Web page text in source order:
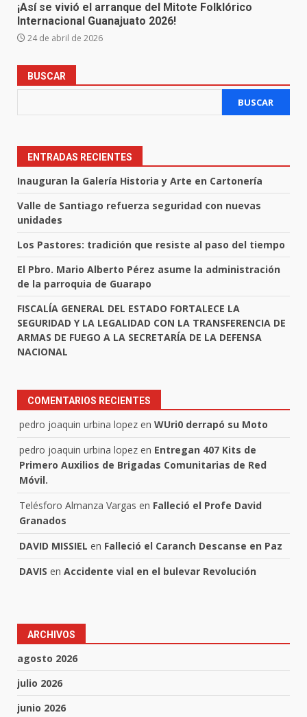
¡Así se vivió el arranque del Mitote Folklórico
Internacional Guanajuato 2026!
24 de abril de 2026
BUSCAR
BUSCAR
ENTRADAS RECIENTES
Inauguran la Galería Historia y Arte en Cartonería
Valle de Santiago refuerza seguridad con nuevas
unidades
Los Pastores: tradición que resiste al paso del tiempo
El Pbro. Mario Alberto Pérez asume la administración
de la parroquia de Guarapo
FISCALÍA GENERAL DEL ESTADO FORTALECE LA
SEGURIDAD Y LA LEGALIDAD CON LA TRANSFERENCIA DE
ARMAS DE FUEGO A LA SECRETARÍA DE LA DEFENSA
NACIONAL
COMENTARIOS RECIENTES
pedro joaquin urbina lopez en WUri0 derrapó su Moto
pedro joaquin urbina lopez en Entregan 407 Kits de
Primero Auxilios de Brigadas Comunitarias de Red
Móvil.
Telésforo Almanza Vargas en Falleció el Profe David
Granados
DAVID MISSIEL en Falleció el Caranch Descanse en Paz
DAVIS en Accidente vial en el bulevar Revolución
ARCHIVOS
agosto 2026
julio 2026
junio 2026